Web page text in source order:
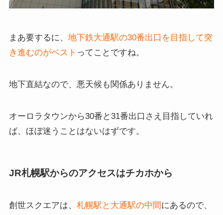
まあ要するに、 地下鉄大通駅の30番出口を目指して突
き進むのがベスト ってことですね。
地下直結なので、悪天候も関係ありません。
オーロラタウンから30番と31番出口さえ目指していれ
ば、ほぼ迷うことはないはずです。
JR札幌駅からのアクセスはチカホから
創世スクエアは、 札幌駅と大通駅の中間にあるので、